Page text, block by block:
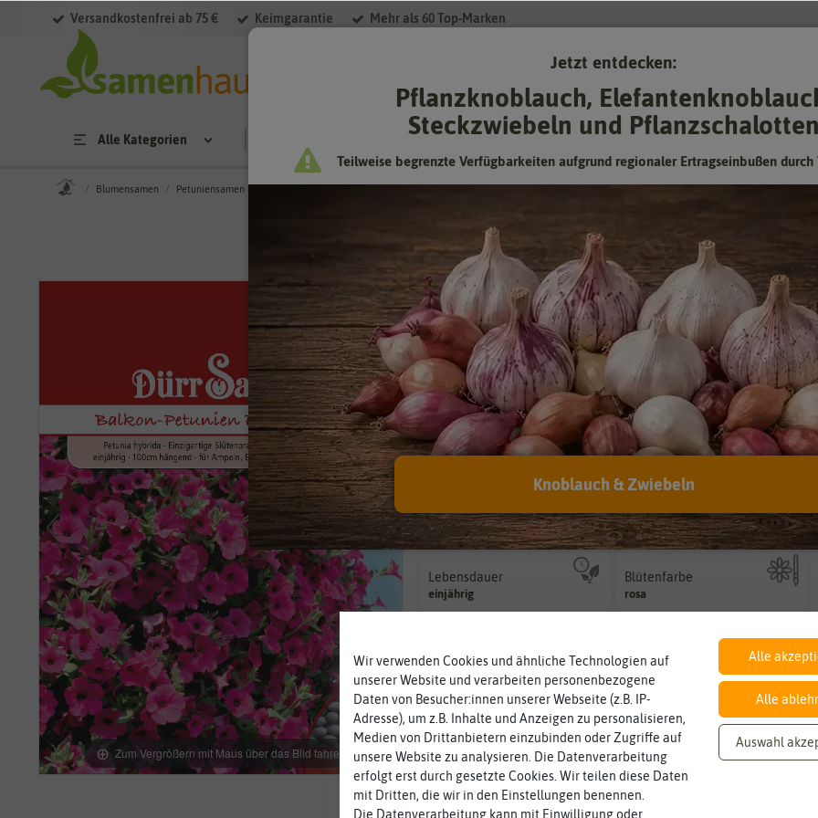
Versandkostenfrei ab 75 € Keimgarantie Mehr als 60 Top-Marken
Alle Kategorien
Blumensamen Petuniensamen
Zum Vergrößern mit Maus über das Bild fahren
Balkonpetunie Big Time Purple
einzigartige Blütenpracht den ganzen Sommer, 100 cm, hängend
Hersteller:
Dürr-Samen
Artikelnummer:
1954-DS
EAN:
4017048119546
Standort
Wie viel Licht benötigt die
sonnig, vollsonnig)
Lebensdauer
einjährig
einjährig, zweijährig oder
mehrjährig. Blütenfarbe
rosa
Wie ist die Blüte eingefärbt? Kann
Wir verwenden Cookies und ähnliche Technologien auf
unserer Website und verarbeiten personenbezogene
Daten von Besucher:innen unserer Webseite (z.B. IP-
Adresse), um z.B. Inhalte und Anzeigen zu personalisieren,
Medien von Drittanbietern einzubinden oder Zugriffe auf
unsere Website zu analysieren. Die Datenverarbeitung
erfolgt erst durch gesetzte Cookies. Wir teilen diese Daten
mit Dritten, die wir in den Einstellungen benennen.
Die Datenverarbeitung kann mit Einwilligung oder
Alle
Alle
Auswahl
Jetzt entdecken:
Pflanzknoblauch,
Steckzwiebeln und Pflanzschalotten
Teilweise begrenzte Verfügbarkeiten aufgrund regionaler Ertragseinbußen durch
Knoblauch & Zwiebeln